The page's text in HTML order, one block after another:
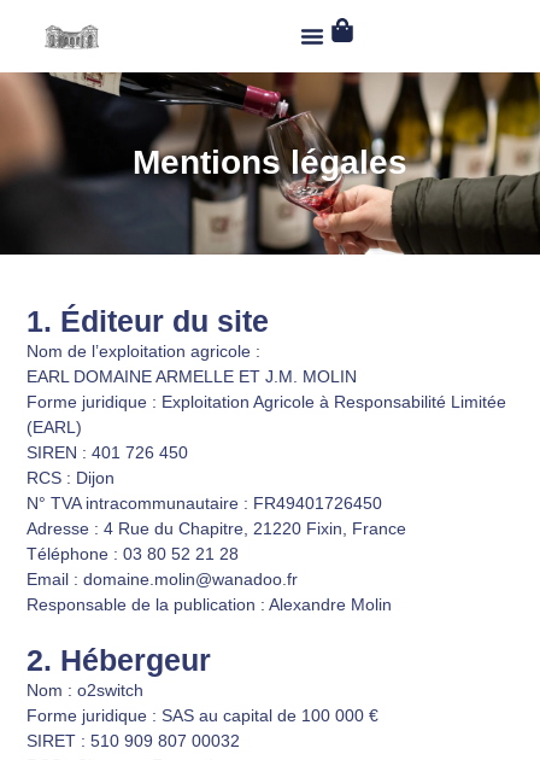
Mentions légales
1. Éditeur du site
Nom de l’exploitation agricole :
EARL DOMAINE ARMELLE ET J.M. MOLIN
Forme juridique : Exploitation Agricole à Responsabilité Limitée
(EARL)
SIREN : 401 726 450
RCS : Dijon
N° TVA intracommunautaire : FR49401726450
Adresse : 4 Rue du Chapitre, 21220 Fixin, France
Téléphone : 03 80 52 21 28
Email :domaine.molin@wanadoo.fr
Responsable de la publication : Alexandre Molin
2. Hébergeur
Nom : o2switch
Forme juridique : SAS au capital de 100 000 €
SIRET : 510 909 807 00032